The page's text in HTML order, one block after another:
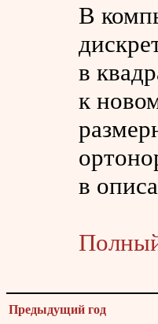
В
в
к
в
Предыдущий год